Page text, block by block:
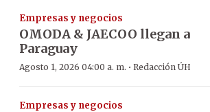
Empresas y negocios
OMODA & JAECOO llegan a
Paraguay
Agosto 1, 2026 04:00 a. m. · Redacción ÚH
Empresas y negocios